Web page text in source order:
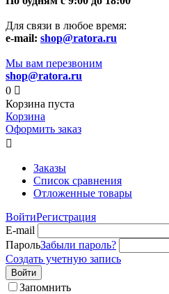
Для связи в любое время:
e-mail: shop@ratora.ru
Мы вам перезвоним
shop@ratora.ru
0 
Корзина пуста
Корзина
Оформить заказ

Заказы
Список сравнения
Отложенные товары
ВойтиРегистрация
E-mail
ПарольЗабыли пароль?
Создать учетную запись
Войти
Запомнить